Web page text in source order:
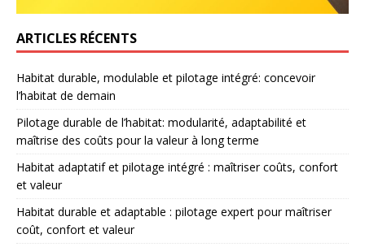
ARTICLES RÉCENTS
Habitat durable, modulable et pilotage intégré: concevoir
l’habitat de demain
Pilotage durable de l’habitat: modularité, adaptabilité et
maîtrise des coûts pour la valeur à long terme
Habitat adaptatif et pilotage intégré : maîtriser coûts, confort
et valeur
Habitat durable et adaptable : pilotage expert pour maîtriser
coût, confort et valeur